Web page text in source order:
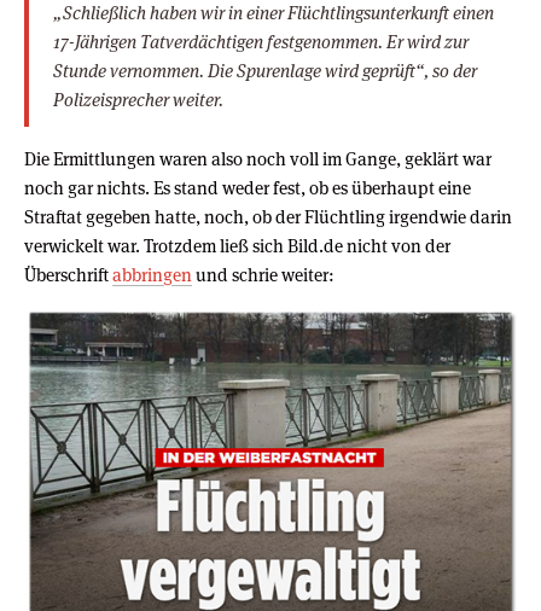
„Schließlich haben wir in einer Flüchtlingsunterkunft einen
17-Jährigen Tatverdächtigen festgenommen. Er wird zur
Stunde vernommen. Die Spurenlage wird geprüft“, so der
Polizeisprecher weiter.
Die Ermittlungen waren also noch voll im Gange, geklärt war
noch gar nichts. Es stand weder fest, ob es überhaupt eine
Straftat gegeben hatte, noch, ob der Flüchtling irgendwie darin
verwickelt war. Trotzdem ließ sich Bild.de nicht von der
Überschriftabbringenund schrie weiter: